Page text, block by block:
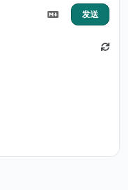
发送